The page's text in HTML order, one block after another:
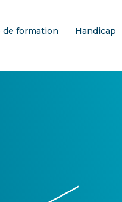
de formation Handicap